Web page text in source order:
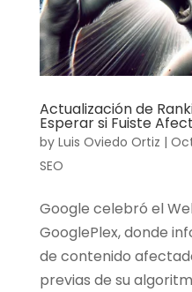
Actualización de
Esperar si Fuiste
by Luis Oviedo Ortiz |
SEO
Google celebró el
GooglePlex, donde
de contenido
previas de su